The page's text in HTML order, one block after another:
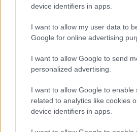
device identifiers in apps.
I want to allow my user data to
Google for online advertising
I want to allow Google to send
personalized advertising.
I want to allow Google to enable
related to analytics like cookies
device identifiers in apps.Nyugati GSM